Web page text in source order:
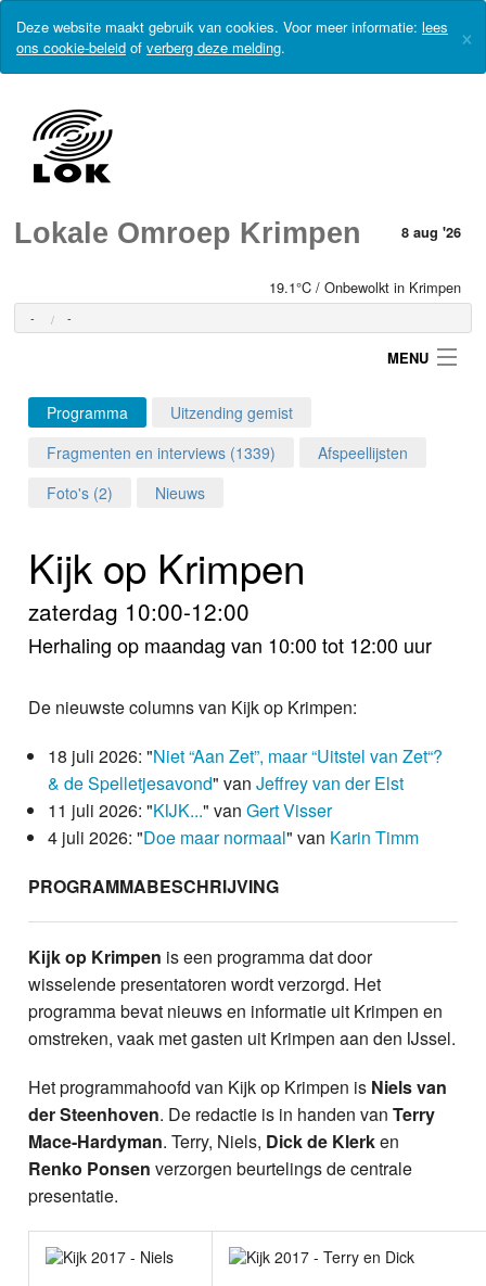
Deze website maakt gebruik van cookies. Voor meer informatie: lees
ons cookie-beleid of verberg deze melding. ×
Lokale Omroep Krimpen 8 aug '26
19.1°C / Onbewolkt in Krimpen
- -
MENU
Login
Home
Nieuws
Foto's
Video
Webcam
Info
Programma
Uitzending gemist
Fragmenten en interviews (1339)
Afspeellijsten
Foto's (2)
Nieuws
Kijk op Krimpen
zaterdag 10:00-12:00
Herhaling op maandag van 10:00 tot 12:00 uur
De nieuwste columns van Kijk op Krimpen:
18 juli 2026: "Niet “Aan Zet”, maar “Uitstel van Zet“?
& de Spelletjesavond" van Jeffrey van der Elst
11 juli 2026: "KIJK..." van Gert Visser
4 juli 2026: "Doe maar normaal" van Karin Timm
PROGRAMMABESCHRIJVING
Kijk op Krimpen is een programma dat door
wisselende presentatoren wordt verzorgd. Het
programma bevat nieuws en informatie uit Krimpen en
omstreken, vaak met gasten uit Krimpen aan den IJssel.
Het programmahoofd van Kijk op Krimpen is Niels van
der Steenhoven. De redactie is in handen vanTerry
Mace-Hardyman. Terry, Niels, Dick de Klerken
Renko Ponsen verzorgen beurtelings de centrale
presentatie.